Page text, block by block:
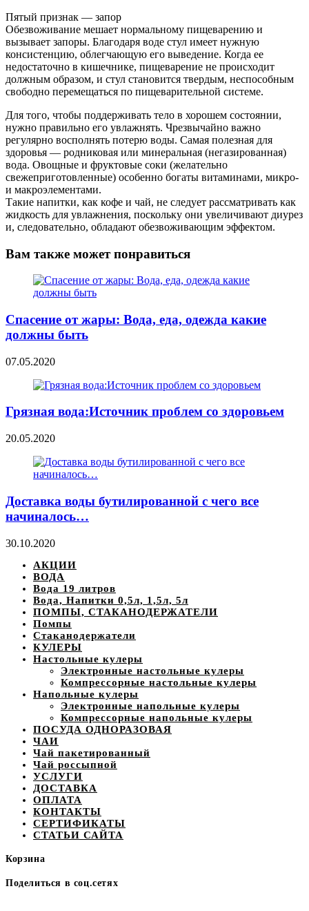
Пятый признак — запор
Обезвоживание мешает нормальному пищеварению и
вызывает запоры. Благодаря воде стул имеет нужную
консистенцию, облегчающую его выведение. Когда ее
недостаточно в кишечнике, пищеварение не происходит
должным образом, и стул становится твердым, неспособным
свободно перемещаться по пищеварительной системе.
Для того, чтобы поддерживать тело в хорошем состоянии,
нужно правильно его увлажнять. Чрезвычайно важно
регулярно восполнять потерю воды. Самая полезная для
здоровья — родниковая или минеральная (негазированная)
вода. Овощные и фруктовые соки (желательно
свежеприготовленные) особенно богаты витаминами, микро-
и макроэлементами.
Такие напитки, как кофе и чай, не следует рассматривать как
жидкость для увлажнения, поскольку они увеличивают диурез
и, следовательно, обладают обезвоживающим эффектом.
Вам также может понравиться
Спасение от жары: Вода, еда, одежда какие
должны быть
07.05.2020
Грязная вода:Источник проблем со здоровьем
20.05.2020
Доставка воды бутилированной с чего все
начиналось…
30.10.2020
АКЦИИ
ВОДА
Вода 19 литров
Вода, Напитки 0,5л, 1,5л, 5л
ПОМПЫ, СТАКАНОДЕРЖАТЕЛИ
Помпы
Стаканодержатели
КУЛЕРЫ
Настольные кулеры
Электронные настольные кулеры
Компрессорные настольные кулеры
Напольные кулеры
Электронные напольные кулеры
Компрессорные напольные кулеры
ПОСУДА ОДНОРАЗОВАЯ
ЧАИ
Чай пакетированный
Чай россыпной
УСЛУГИ
ДОСТАВКА
ОПЛАТА
КОНТАКТЫ
СЕРТИФИКАТЫ
СТАТЬИ САЙТА
Корзина
Поделиться в соц.сетях